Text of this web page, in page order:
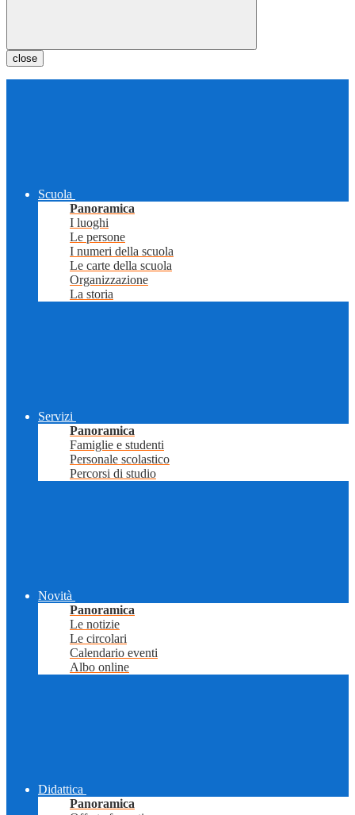
close
Scuola
Panoramica
I luoghi
Le persone
I numeri della scuola
Le carte della scuola
Organizzazione
La storia
Servizi
Panoramica
Famiglie e studenti
Personale scolastico
Percorsi di studio
Novità
Panoramica
Le notizie
Le circolari
Calendario eventi
Albo online
Didattica
Panoramica